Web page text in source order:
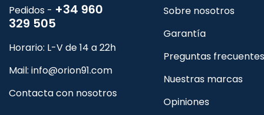
Pedidos - +34 960
329 505
Horario: L-V de 14 a 22h
Mail: info@orion91.com
Contacta con nosotros
Sobre nosotros
Garantía
Preguntas frecuentes
Nuestras marcas
Opiniones